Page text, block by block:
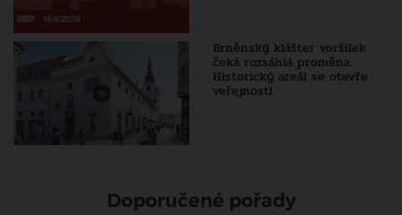
Brněnský klášter voršilek
čeká rozsáhlá proměna.
Historický areál se otevře
veřejnosti
Doporučené pořady